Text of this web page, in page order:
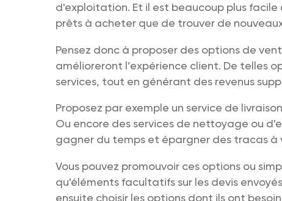
d'exploitation. Et il est beaucoup plus
prêts à acheter que de trouver de
Pensez donc à proposer des options de
amélioreront l’expérience client. De telles
services, tout en générant des revenus
Proposez par exemple un service de
Ou encore des services de nettoyage ou
gagner du temps et épargner des tracas à
Vous pouvez promouvoir ces options ou
qu'éléments facultatifs sur les devis
ensuite choisir les options dont ils ont